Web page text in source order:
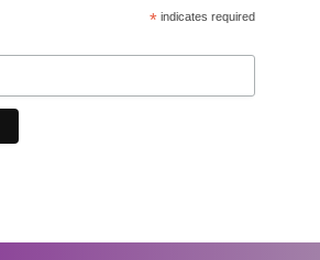
*indicates required